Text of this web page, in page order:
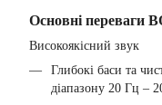
Основні переваги
Високоякісний звук
Глибокі баси та
діапазону 20 Гц –